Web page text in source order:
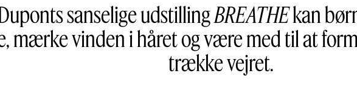
sanselige udstillingBREATHEkan
mærke vinden i håret og være med til at
trække vejret.